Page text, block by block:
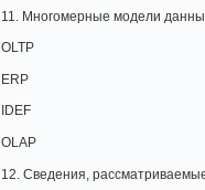
11. Многомерные модели
OLTP
ERP
IDEF
OLAP
12. Сведения,